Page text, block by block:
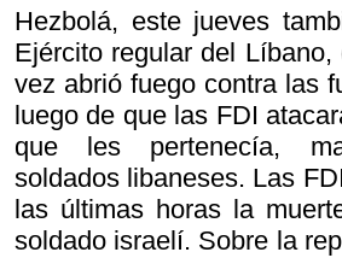
Hezbolá, este jueves
Ejército regular del Líbano,
vez abrió fuego contra las
luego de que las FDI
que les pertenecía,
soldados libaneses. Las
las últimas horas la
soldado israelí. Sobre la